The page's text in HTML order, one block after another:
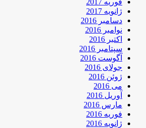
ژانویه 2017
دسامبر 2016
نوامبر 2016
اکتبر 2016
سپتامبر 2016
آگوست 2016
جولای 2016
ژوئن 2016
می 2016
آوریل 2016
مارس 2016
فوریه 2016
ژانویه 2016